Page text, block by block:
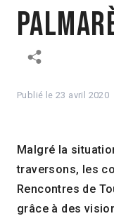
Publié le23 avril 2020
Malgré la
traversons, les
Rencontres de
grâce à des